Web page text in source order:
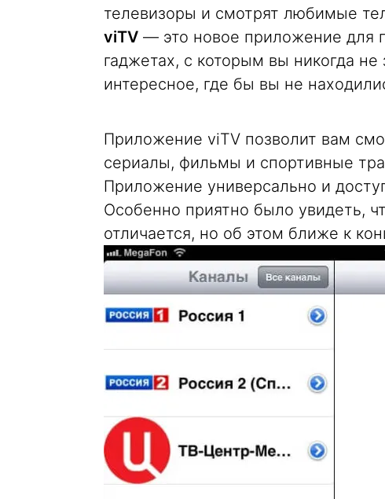
телевизоры и смотрят любимые
viTV — это новое приложение для
гаджетах, с которым вы никогда
интересное, где бы вы не
Приложение viTV позволит вам
сериалы, фильмы и спортивные
Приложение универсально и
Особенно приятно было увидеть,
отличается, но об этом ближе к